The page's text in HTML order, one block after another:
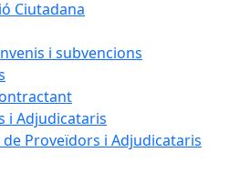
Ciutadana
i subvencions
i Adjudicataris
de Proveïdors i Adjudicataris